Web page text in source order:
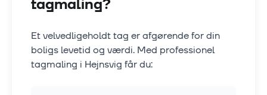
tagmaling?
Et velvedligeholdt tag er afgørende for din
boligs levetid og værdi. Med professionel
tagmaling i Hejnsvig får du: